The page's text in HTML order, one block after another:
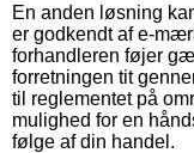
En anden løsning
er godkendt af e-
forhandleren føjer
forretningen tit
til reglementet på
mulighed for en
følge af din handel.